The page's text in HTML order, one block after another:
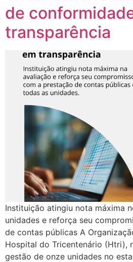
de
transparência
Instituição atingiu nota máxima
unidades e reforça seu
de contas públicas A
Hospital do Tricentenário (Htri),
gestão de onze unidades no